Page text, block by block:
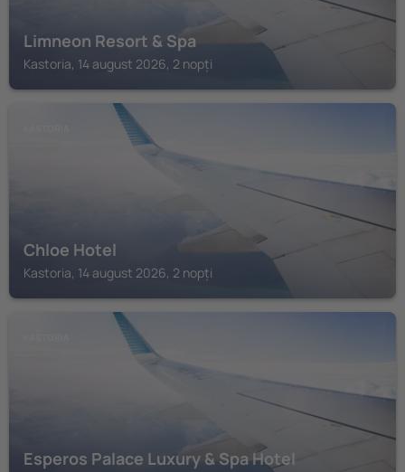
Limneon Resort & Spa
Kastoria, 14 august 2026, 2 nopți
Chloe Hotel
Kastoria, 14 august 2026, 2 nopți
Esperos Palace Luxury & Spa Hotel